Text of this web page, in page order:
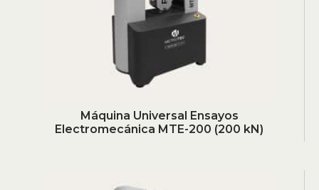
Máquina Universal Ensayos
Electromecánica MTE-200 (200 kN)